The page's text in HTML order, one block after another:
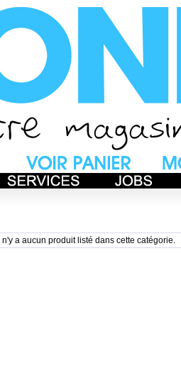
Il n'y a aucun produit listé dans cette catégorie.